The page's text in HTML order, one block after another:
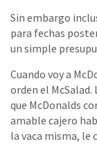
Sin embargo
para fechas
un simple
Cuando voy a
orden el
que McDonalds
amable cajero
la vaca misma, le